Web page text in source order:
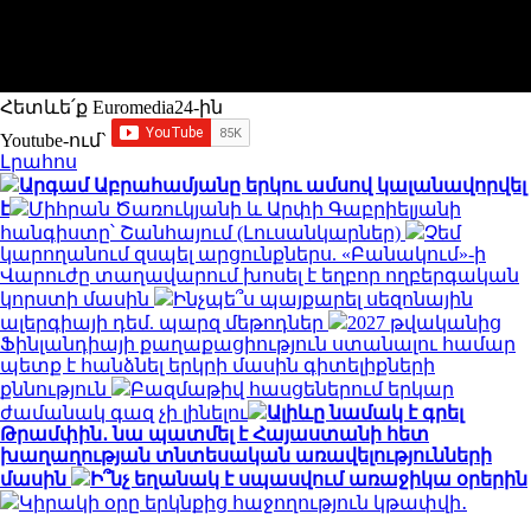
Հետևե՛ք Euromedia24-ին
Youtube-ում`
Լրահոս
Արգամ Աբրահամյանը երկու ամսով կալանավորվել
է
Միհրան Ծառուկյանի և Արփի Գաբրիելյանի
հանգիստը՝ Շանհայում (Լուսանկարներ)
Չեմ
կարողանում զսպել արցունքներս. «Բանակում»-ի
Վարուժը տաղավարում խոսել է եղբոր ողբերգական
կորստի մասին
Ինչպե՞ս պայքարել սեզոնային
ալերգիայի դեմ. պարզ մեթոդներ
2027 թվականից
Ֆինլանդիայի քաղաքացիություն ստանալու համար
պետք է հանձնել երկրի մասին գիտելիքների
քննություն
Բազմաթիվ հասցեներում երկար
ժամանակ գազ չի լինելու
Ալիևը նամակ է գրել
Թրամփին․ նա պատմել է Հայաստանի հետ
խաղաղության տնտեսական առավելությունների
մասին
Ի՞նչ եղանակ է սպասվում առաջիկա օրերին
Կիրակի օրը երկնքից հաջողություն կթափվի․